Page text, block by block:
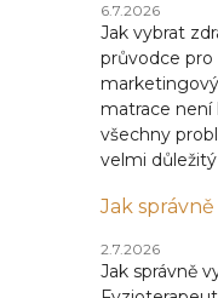
6.7.2026
Jak vybrat
průvodce pro
matrace není
všechny
velmi důležitý
Jak
2.7.2026
Jak správně